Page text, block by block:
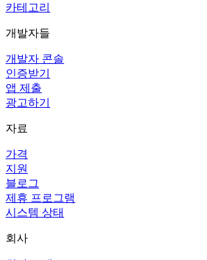
카테고리
개발자들
개발자 콘솔
인증받기
앱 제출
광고하기
자료
가격
지원
블로그
제휴 프로그램
시스템 상태
회사